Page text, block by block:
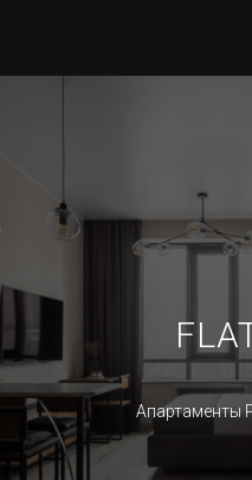
Апартаменты